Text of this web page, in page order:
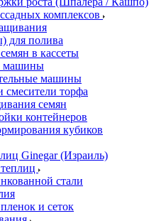
комплексов
для полива
в кассеты
машины
машины
смесители торфа
семян
контейнеров
кубиков
Ginegar (Израиль)
стали
и сеток